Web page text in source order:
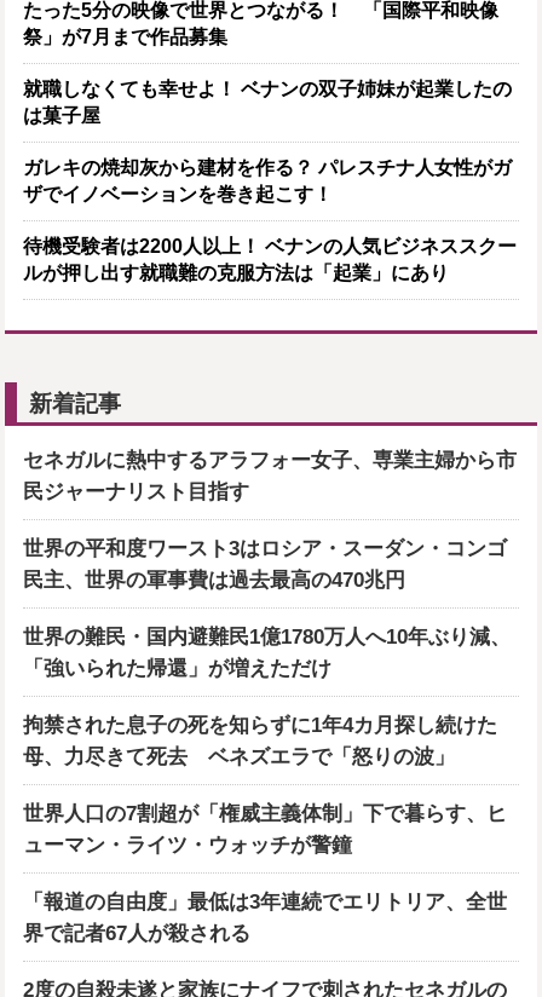
たった5分の映像で世界とつながる！ 「国際平和映像
祭」が7月まで作品募集
就職しなくても幸せよ！ ベナンの双子姉妹が起業したの
は菓子屋
ガレキの焼却灰から建材を作る？ パレスチナ人女性がガ
ザでイノベーションを巻き起こす！
待機受験者は2200人以上！ ベナンの人気ビジネススクー
ルが押し出す就職難の克服方法は「起業」にあり
新着記事
セネガルに熱中するアラフォー女子、専業主婦から市
民ジャーナリスト目指す
世界の平和度ワースト3はロシア・スーダン・コンゴ
民主、世界の軍事費は過去最高の470兆円
世界の難民・国内避難民1億1780万人へ10年ぶり減、
「強いられた帰還」が増えただけ
拘禁された息子の死を知らずに1年4カ月探し続けた
母、力尽きて死去 ベネズエラで「怒りの波」
世界人口の7割超が「権威主義体制」下で暮らす、ヒ
ューマン・ライツ・ウォッチが警鐘
「報道の自由度」最低は3年連続でエリトリア、全世
界で記者67人が殺される
2度の自殺未遂と家族にナイフで刺されたセネガルの